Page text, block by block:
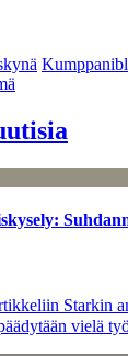
Starkin
vielä